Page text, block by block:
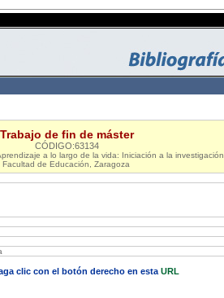
Trabajo de fin de máster
CÓDIGO:63134
a lo largo de la vida: Iniciación a la investigación
Facultad de Educación, Zaragoza
clic con el botón derecho en esta URL